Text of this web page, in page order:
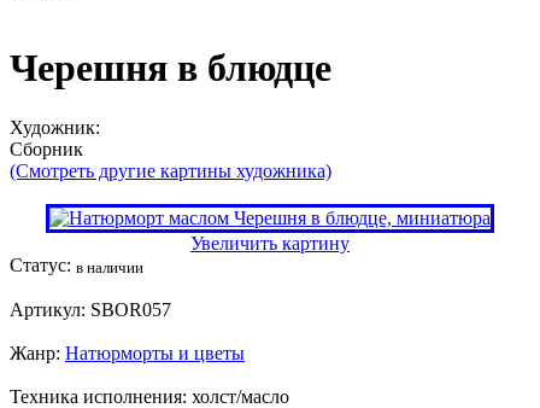
Черешня в блюдце
Художник:
Сборник
(Смотреть другие картины художника)
Увеличить картину
Статус: в наличии
Артикул: SBOR057
Жанр: Натюрморты и цветы
Техника исполнения: холст/масло